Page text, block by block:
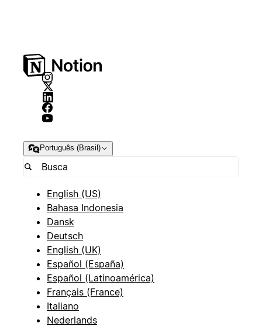
Português (Brasil)
English (US)
Bahasa Indonesia
Dansk
Deutsch
English (UK)
Español (España)
Español (Latinoamérica)
Français (France)
Italiano
Nederlands